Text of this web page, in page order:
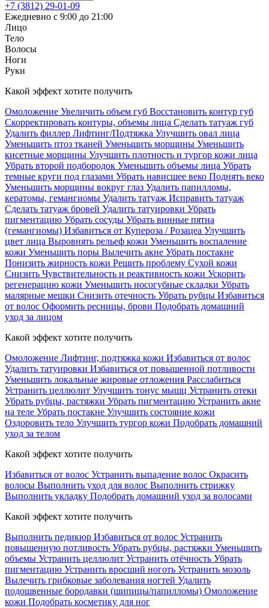
+7 (3812) 29-01-09
Ежедневно с 9:00 до 21:00
Лицо
Тело
Волосы
Ноги
Руки
Какой эффект хотите получить
Омоложение Увеличить объем губ Восстановить контур губ
Скорректировать контуры, объемы лица Сделать татуаж губ
Удалить филлер Лифтинг/Подтяжка Улучшить овал лица
Уменьшить птоз тканей Уменьшить морщины Уменьшить
кисетные морщины Улучшить плотность и тургор кожи лица
Убрать второй подбородок Уменьшить объемы лица Убрать
темные круги под глазами Убрать нависшее веко Поднять веко
Уменьшить морщины вокруг глаз Удалить папилломы,
кератомы, гемангиомы Удалить татуаж Исправить татуаж
Сделать татуаж бровей Удалить татуировки Убрать
пигментацию Убрать сосуды Убрать винные пятна
(гемангиомы) Избавиться от Купероза / Розацеа Улучшить
цвет лица Выровнять рельеф кожи Уменьшить воспаление
кожи Уменьшить поры Вылечить акне Убрать постакне
Понизить жирность кожи Решить проблему Сухой кожи
Cнизить Чувствительность и реактивность кожи Ускорить
регенерацию кожи Уменьшить носогубные складки Убрать
малярные мешки Снизить отечность Убрать рубцы Избавиться
от волос Оформить ресницы, брови Подобрать домашний
уход за лицом
Какой эффект хотите получить
Омоложение Лифтинг, подтяжка кожи Избавиться от волос
Удалить татуировки Избавиться от повышенной потливости
Уменьшить локальные жировые отложения Расслабиться
Устранить целлюлит Улучшить тонус мышц Устранить отеки
Убрать рубцы, растяжки Убрать пигментацию Устранить акне
на теле Убрать постакне Улучшить состояние кожи
Оздоровить тело Улучшить тургор кожи Подобрать домашний
уход за телом
Какой эффект хотите получить
Избавиться от волос Устранить выпадение волос Окрасить
волосы Выполнить уход для волос Выполнить стрижку
Выполнить укладку Подобрать домашний уход за волосами
Какой эффект хотите получить
Выполнить педикюр Избавиться от волос Устранить
повышенную потливость Убрать рубцы, растяжки Уменьшить
объемы Устранить целлюлит Устранить отёчность Убрать
пигментацию Устранить вросший ноготь Устранить мозоль
Вылечить грибковые заболевания ногтей Удалить
подошвенные бородавки (шипицы/папилломы) Омоложение
кожи Подобрать косметику для ног